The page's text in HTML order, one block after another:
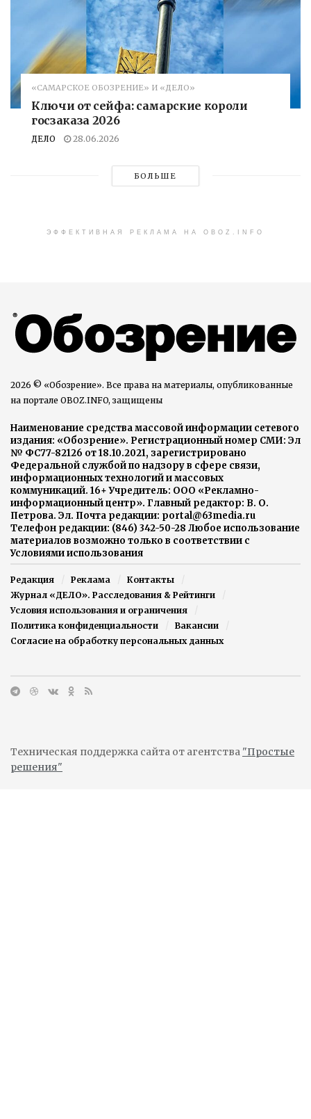
«САМАРСКОЕ ОБОЗРЕНИЕ» И «ДЕЛО»
Ключи от сейфа: самарские короли
госзаказа 2026
ДЕЛО 28.06.2026
БОЛЬШЕ
ЭФФЕКТИВНАЯ РЕКЛАМА НА OBOZ.INFO
2026 © «Обозрение». Все права на материалы, опубликованные
на портале OBOZ.INFO, защищены
Наименование средства массовой информации сетевого
издания: «Обозрение». Регистрационный номер СМИ: Эл
№ ФС77-82126 от 18.10.2021, зарегистрировано
Федеральной службой по надзору в сфере связи,
информационных технологий и массовых
коммуникаций. 16+ Учредитель: ООО «Рекламно-
информационный центр». Главный редактор: В. О.
Петрова. Эл. Почта редакции: portal@63media.ru
Телефон редакции: (846) 342-50-28 Любое использование
материалов возможно только в соответствии с
Условиями использования
Редакция Реклама
Контакты
Журнал «ДЕЛО». Расследования & Рейтинги
Условия использования и ограничения
Политика конфиденциальности
Вакансии
Согласие на обработку персональных данных
Техническая поддержка сайта от агентства "Простые
решения"